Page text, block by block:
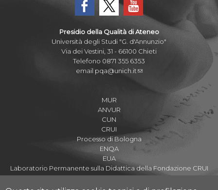
Presidio della Qualità di Ateneo
Università degli Studi "G. d'Annunzio"
Via dei Vestini, 31 - 66100 Chieti
Telefono 0871 355 6353
email pqa@unich.it
MUR
ANVUR
CUN
CRUI
Processo di Bologna
ENQA
EUA
Laboratorio Permanente sulla Didattica della Fondazione CRUI